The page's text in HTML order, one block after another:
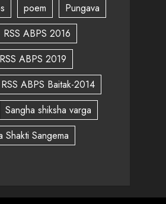
poem
Pungava
RSS ABPS 2016
RSS ABPS 2019
RSS ABPS Baitak-2014
Sangha shiksha varga
Shakti Sangema